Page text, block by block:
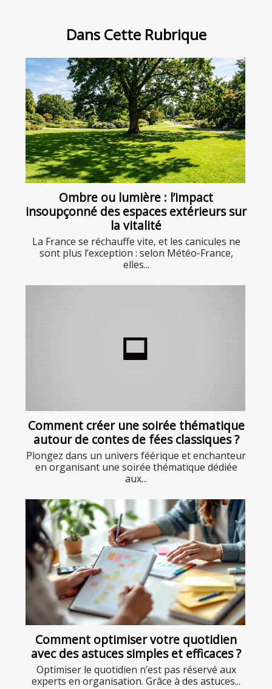
Dans Cette Rubrique
Ombre ou lumière : l’impact
insoupçonné des espaces extérieurs sur
la vitalité
La France se réchauffe vite, et les canicules ne
sont plus l’exception : selon Météo-France,
elles...
Comment créer une soirée thématique
autour de contes de fées classiques ?
Plongez dans un univers féérique et enchanteur
en organisant une soirée thématique dédiée
aux...
Comment optimiser votre quotidien
avec des astuces simples et efficaces ?
Optimiser le quotidien n’est pas réservé aux
experts en organisation. Grâce à des astuces...